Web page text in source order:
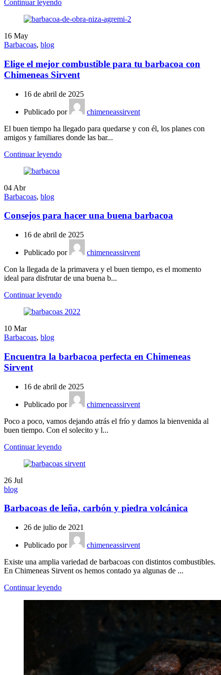
Continuar leyendo
16 May
Barbacoas, blog
Elige el mejor combustible para tu barbacoa con
Chimeneas Sirvent
16 de abril de 2025
Publicado por
chimeneassirvent
El buen tiempo ha llegado para quedarse y con él, los planes con
amigos y familiares donde las bar...
Continuar leyendo
04 Abr
Barbacoas, blog
Consejos para hacer una buena barbacoa
16 de abril de 2025
Publicado por
chimeneassirvent
Con la llegada de la primavera y el buen tiempo, es el momento
ideal para disfrutar de una buena b...
Continuar leyendo
10 Mar
Barbacoas, blog
Encuentra la barbacoa perfecta en Chimeneas
Sirvent
16 de abril de 2025
Publicado por
chimeneassirvent
Poco a poco, vamos dejando atrás el frío y damos la bienvenida al
buen tiempo. Con el solecito y l...
Continuar leyendo
26 Jul
blog
Barbacoas de leña, carbón y piedra volcánica
26 de julio de 2021
Publicado por
chimeneassirvent
Existe una amplia variedad de barbacoas con distintos combustibles.
En Chimeneas Sirvent os hemos contado ya algunas de ...
Continuar leyendo